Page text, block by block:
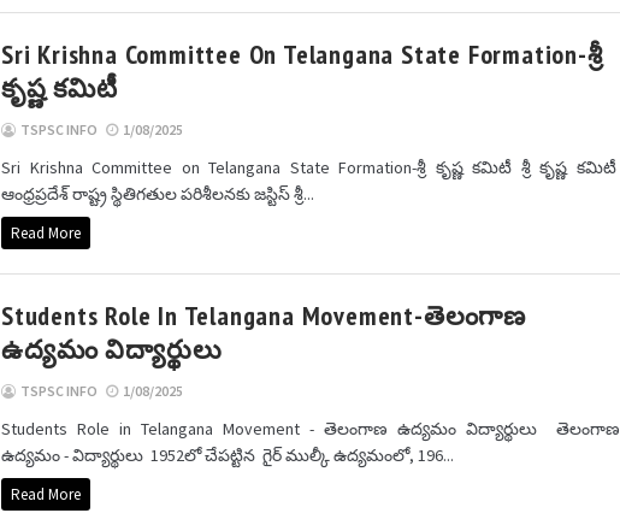
Sri Krishna Committee On Telangana State Formation-శ్రీ
కృష్ణ కమిటీ
TSPSC INFO 1/08/2025
Sri Krishna Committee on Telangana State Formation-శ్రీ కృష్ణ కమిటీ శ్రీ కృష్ణ కమిటీ
ఆంధ్రప్రదేశ్ రాష్ట్ర స్థితిగతుల పరిశీలనకు జస్టిస్ శ్రీ...
Read More
Students Role In Telangana Movement-తెలంగాణ
ఉద్యమం విద్యార్థులు
TSPSC INFO 1/08/2025
Students Role in Telangana Movement - తెలంగాణ ఉద్యమం విద్యార్థులు తెలంగాణ
ఉద్యమం - విద్యార్థులు 1952లో చేపట్టిన గైర్ ముల్కీ ఉద్యమంలో, 196...
Read More